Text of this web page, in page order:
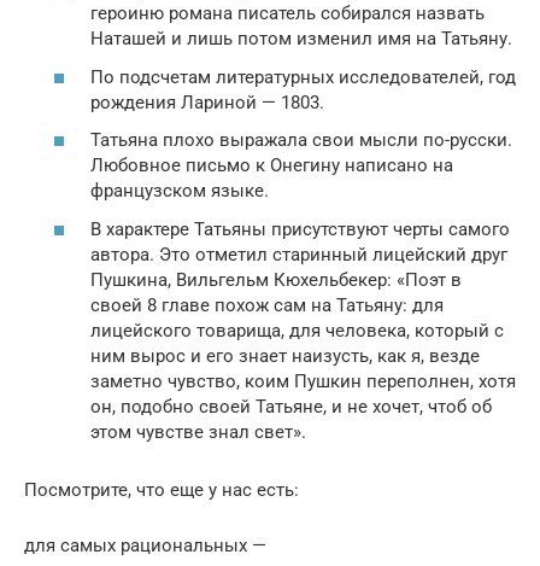
героиню романа писатель собирался назвать
Наташей и лишь потом изменил имя на Татьяну.
По подсчетам литературных исследователей, год
рождения Лариной — 1803.
Татьяна плохо выражала свои мысли по-русски.
Любовное письмо к Онегину написано на
французском языке.
В характере Татьяны присутствуют черты самого
автора. Это отметил старинный лицейский друг
Пушкина, Вильгельм Кюхельбекер: «Поэт в
своей 8 главе похож сам на Татьяну: для
лицейского товарища, для человека, который с
ним вырос и его знает наизусть, как я, везде
заметно чувство, коим Пушкин переполнен, хотя
он, подобно своей Татьяне, и не хочет, чтоб об
этом чувстве знал свет».
Посмотрите, что еще у нас есть:
для самых рациональных —